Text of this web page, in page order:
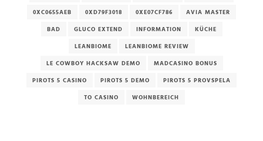
0XC0655AEB
0XD79F3018 0XE07CF786
AVIA MASTER
BAD
GLUCO EXTEND INFORMATION
KÜCHE
LEANBIOME
LEANBIOME REVIEW
LE COWBOY HACKSAW DEMO
MADCASINO BONUS
PIROTS 5 CASINO
PIROTS 5 DEMO
PIROTS 5 PROVSPELA
TO CASINO
WOHNBEREICH